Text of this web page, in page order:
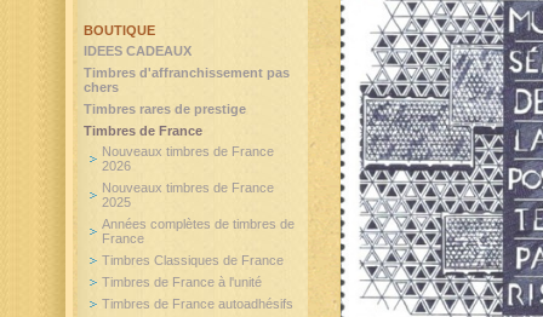
BOUTIQUE
IDEES CADEAUX
Timbres d'affranchissement pas
chers
Timbres rares de prestige
Timbres de France
Nouveaux timbres de France
2026
Nouveaux timbres de France
2025
Années complètes de timbres de
France
Timbres Classiques de France
Timbres de France à l'unité
Timbres de France autoadhésifs